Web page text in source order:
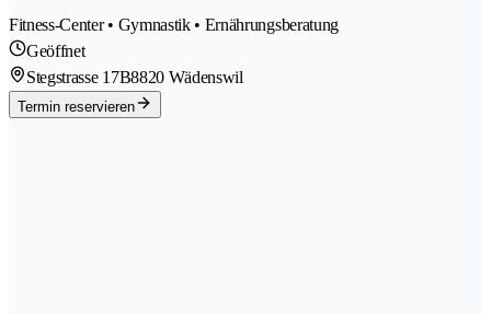
Fitness-Center • Gymnastik • Ernährungsberatung
Geöffnet
Stegstrasse 17B8820 Wädenswil
Termin reservieren